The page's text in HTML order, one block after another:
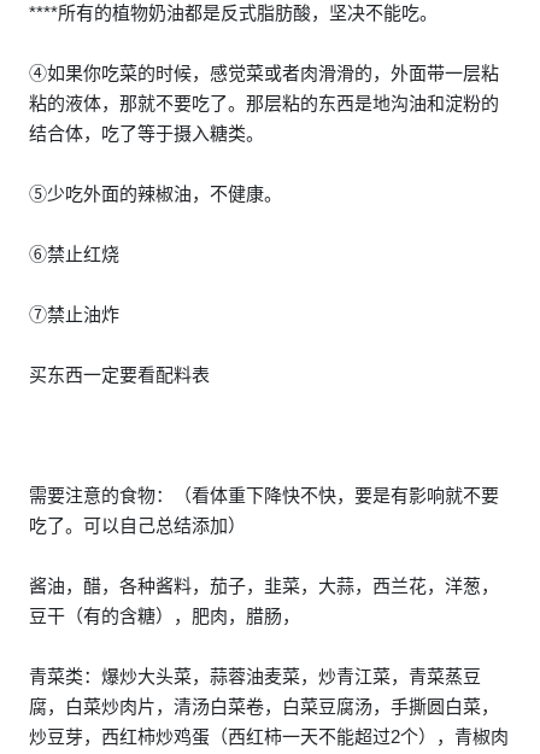
****所有的植物奶油都是反式脂肪酸，坚决不能吃。
④如果你吃菜的时候，感觉菜或者肉滑滑的，外面带一层粘
粘的液体，那就不要吃了。那层粘的东西是地沟油和淀粉的
结合体，吃了等于摄入糖类。
⑤少吃外面的辣椒油，不健康。
⑥禁止红烧
⑦禁止油炸
买东西一定要看配料表
需要注意的食物：（看体重下降快不快，要是有影响就不要
吃了。可以自己总结添加）
酱油，醋，各种酱料，茄子，韭菜，大蒜，西兰花，洋葱，
豆干（有的含糖），肥肉，腊肠，
青菜类：爆炒大头菜，蒜蓉油麦菜，炒青江菜，青菜蒸豆
腐，白菜炒肉片，清汤白菜卷，白菜豆腐汤，手撕圆白菜，
炒豆芽，西红柿炒鸡蛋（西红柿一天不能超过2个），青椒肉